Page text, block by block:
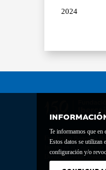
Te informamos que en
Estos datos se utilizan
configuración y/o
2024
Fundación Bancaria
Inscrita en el Registro
Domicilio social: